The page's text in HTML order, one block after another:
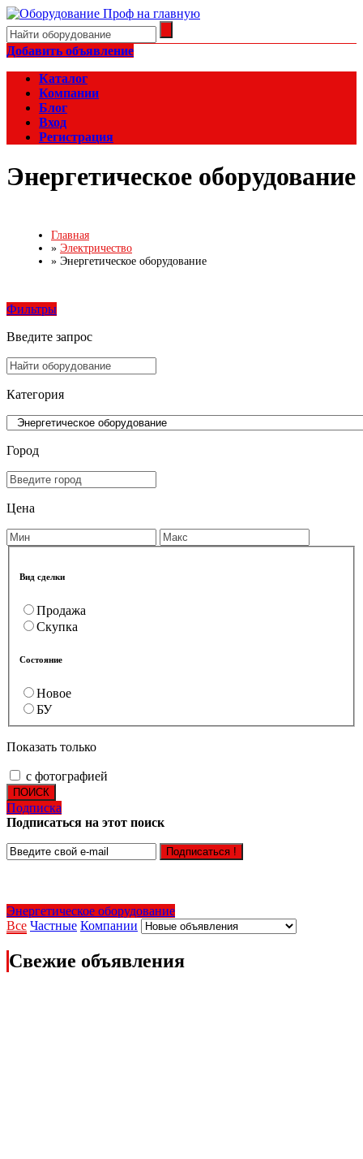
Добавить объявление
Каталог
Компании
Блог
Вход
Регистрация
Энергетическое оборудование
Главная
» Электричество
» Энергетическое оборудование
Фильтры
Введите запрос
Категория
Город
Цена
Вид сделки
Продажа
Скупка
Состояние
Новое
БУ
Показать только
с фотографией
ПОИСК
Подписка
Подписаться на этот поиск
Подписаться !
Энергетическое оборудование
Все Частные Компании
Свежие объявления